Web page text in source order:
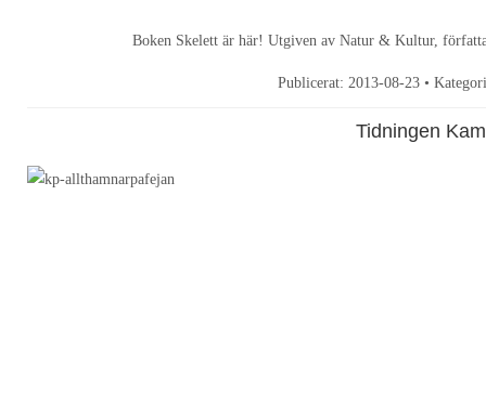
Boken Skelett är här! Utgiven av Natur & Kultur,
Publicerat: 2013-08-23 •
Tidningen